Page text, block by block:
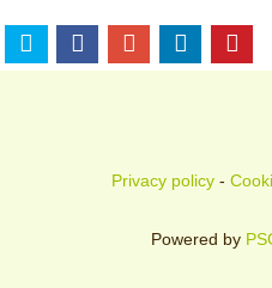
Privacy policy-
Powered by